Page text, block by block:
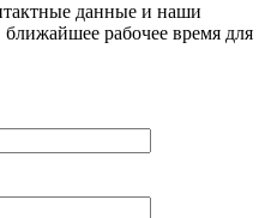
данные и наши
рабочее время для